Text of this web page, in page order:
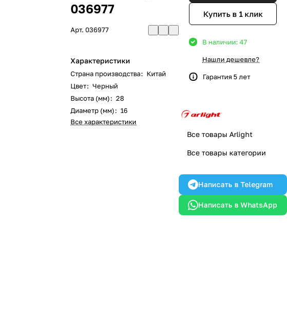
036977
Арт. 036977
Характеристики
Страна производства: Китай
Цвет: Черный
Высота (мм): 28
Диаметр (мм): 16
Все характеристики
Купить в 1 клик
В наличии: 47
Нашли дешевле?
Гарантия 5 лет
Все товары Arlight
Все товары категории
Написать в Telegram
Написать в WhatsApp